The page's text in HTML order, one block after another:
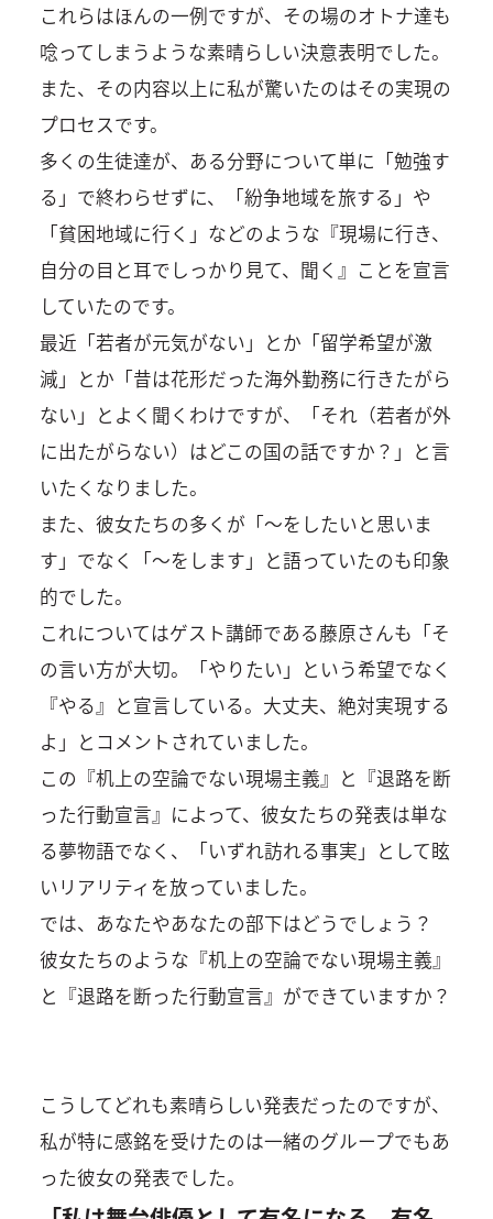
これらはほんの一例ですが、その場のオトナ達も
唸ってしまうような素晴らしい決意表明でした。
また、その内容以上に私が驚いたのはその実現の
プロセスです。
多くの生徒達が、ある分野について単に「勉強す
る」で終わらせずに、「紛争地域を旅する」や
「貧困地域に行く」などのような『現場に行き、
自分の目と耳でしっかり見て、聞く』ことを宣言
していたのです。
最近「若者が元気がない」とか「留学希望が激
減」とか「昔は花形だった海外勤務に行きたがら
ない」とよく聞くわけですが、「それ（若者が外
に出たがらない）はどこの国の話ですか？」と言
いたくなりました。
また、彼女たちの多くが「～をしたいと思いま
す」でなく「～をします」と語っていたのも印象
的でした。
これについてはゲスト講師である藤原さんも「そ
の言い方が大切。「やりたい」という希望でなく
『やる』と宣言している。大丈夫、絶対実現する
よ」とコメントされていました。
この『机上の空論でない現場主義』と『退路を断
った行動宣言』によって、彼女たちの発表は単な
る夢物語でなく、「いずれ訪れる事実」として眩
いリアリティを放っていました。
では、あなたやあなたの部下はどうでしょう？
彼女たちのような『机上の空論でない現場主義』
と『退路を断った行動宣言』ができていますか？
こうしてどれも素晴らしい発表だったのですが、
私が特に感銘を受けたのは一緒のグループでもあ
った彼女の発表でした。